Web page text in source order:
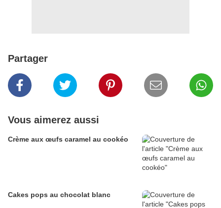
Partager
Vous aimerez aussi
Crème aux œufs caramel au cookéo
Cakes pops au chocolat blanc